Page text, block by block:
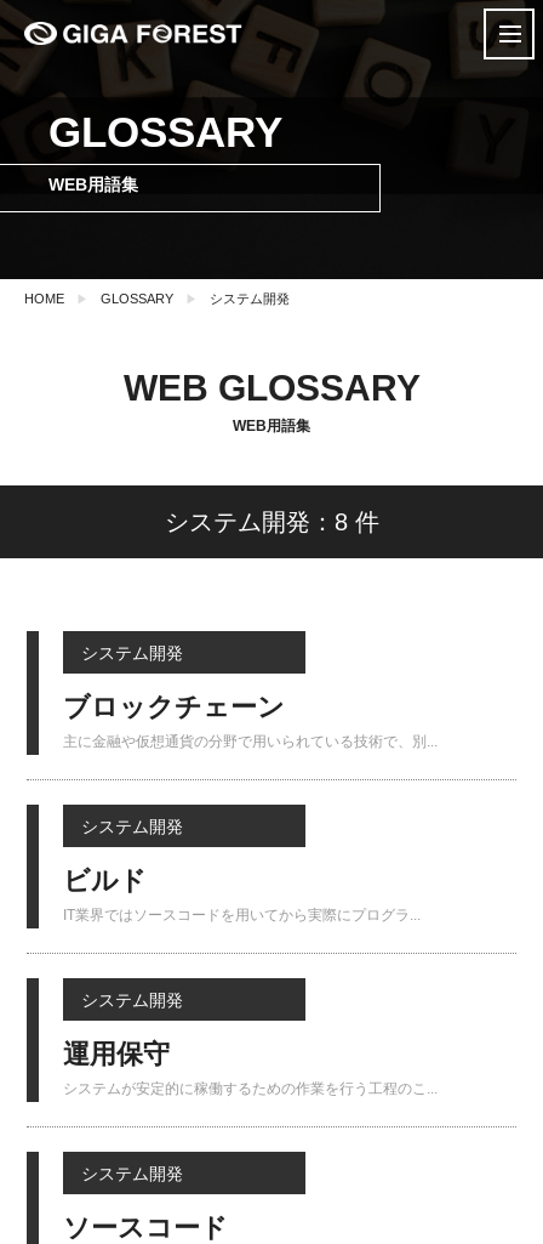
GLOSSARY
WEB用語集
HOME GLOSSARY システム開発
WEB GLOSSARY
WEB用語集
システム開発：8 件
システム開発
ブロックチェーン
主に金融や仮想通貨の分野で用いられている技術で、別...
システム開発
ビルド
IT業界ではソースコードを用いてから実際にプログラ...
システム開発
運用保守
システムが安定的に稼働するための作業を行う工程のこ...
システム開発
ソースコード